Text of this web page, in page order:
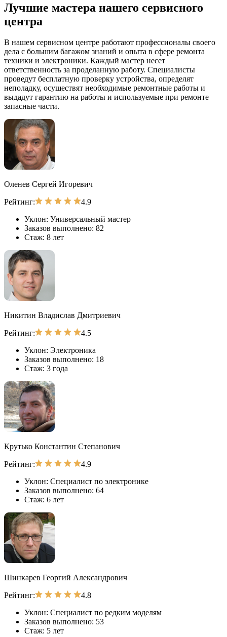
Лучшие мастера нашего сервисного
центра
В нашем сервисном центре работают профессионалы своего
дела с большим багажом знаний и опыта в сфере ремонта
техники и электроники. Каждый мастер несет
ответственность за проделанную работу. Специалисты
проведут бесплатную проверку устройства, определят
неполадку, осуществят необходимые ремонтные работы и
выдадут гарантию на работы и используемые при ремонте
запасные части.
Оленев Сергей Игоревич
Рейтинг:
4.9
Уклон: Универсальный мастер
Заказов выполнено: 82
Стаж: 8 лет
Никитин Владислав Дмитриевич
Рейтинг:
4.5
Уклон: Электроника
Заказов выполнено: 18
Стаж: 3 года
Крутько Константин Степанович
Рейтинг:
4.9
Уклон: Специалист по электронике
Заказов выполнено: 64
Стаж: 6 лет
Шинкарев Георгий Александрович
Рейтинг:
4.8
Уклон: Специалист по редким моделям
Заказов выполнено: 53
Стаж: 5 лет